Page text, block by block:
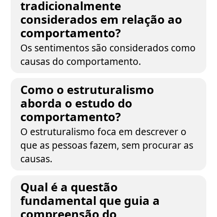
tradicionalmente
considerados em relação ao
comportamento?
Os sentimentos são considerados como
causas do comportamento.
Como o estruturalismo
aborda o estudo do
comportamento?
O estruturalismo foca em descrever o
que as pessoas fazem, sem procurar as
causas.
Qual é a questão
fundamental que guia a